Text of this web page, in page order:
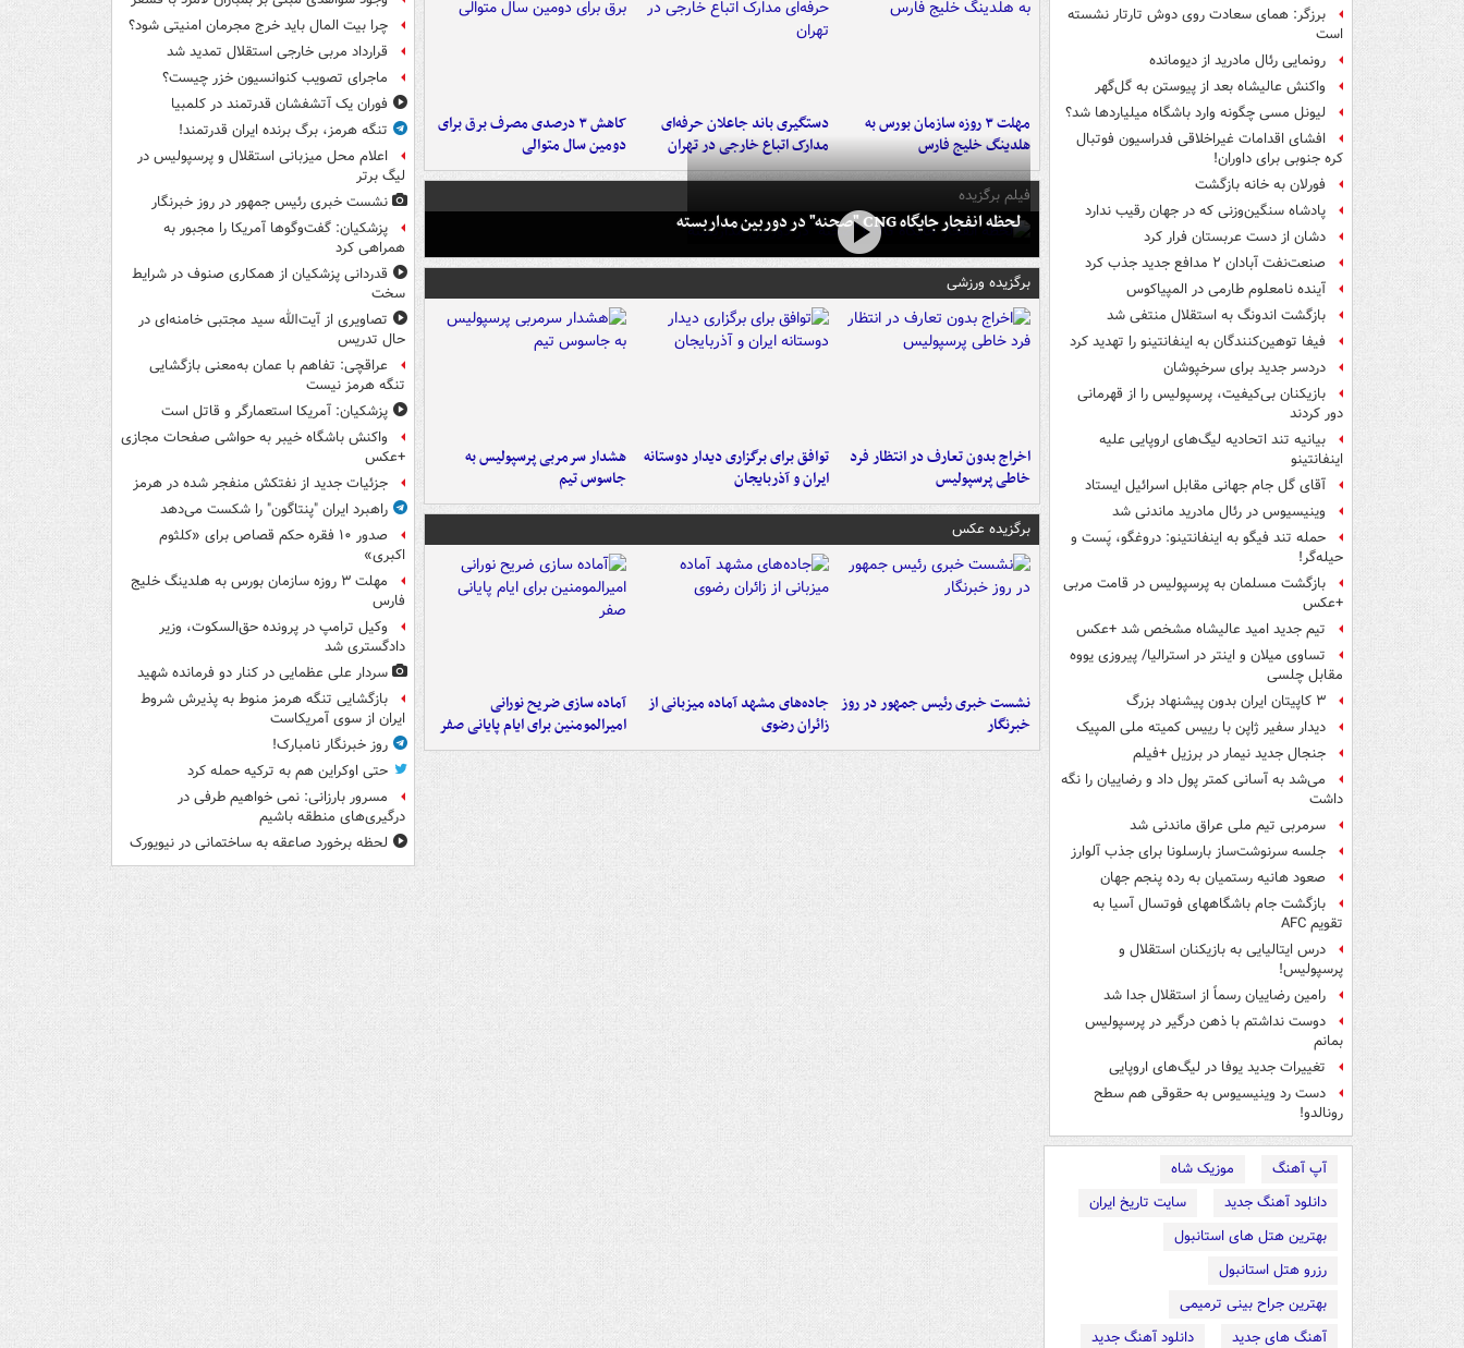
برزگر: همای سعادت روی دوش تارتار نشسته
است
رونمایی رئال مادرید از دیومانده
واکنش عالیشاه بعد از پیوستن به گل‌گهر
لیونل مسی چگونه وارد باشگاه میلیاردها شد؟
افشای اقدامات غیراخلاقی فدراسیون فوتبال
کره جنوبی برای داوران!
فورلان به خانه بازگشت
پادشاه سنگین‌وزنی که در جهان رقیب ندارد
دشان از دست عربستان فرار کرد
صنعت‌نفت آبادان ۲ مدافع جدید جذب کرد
آینده نامعلوم طارمی در المپیاکوس
بازگشت اندونگ به استقلال منتفی شد
فیفا توهین‌کنندگان به اینفانتینو را تهدید کرد
دردسر جدید برای سرخپوشان
بازیکنان بی‌کیفیت، پرسپولیس را از قهرمانی
دور کردند
بیانیه تند اتحادیه لیگ‌های اروپایی علیه
اینفانتینو
آقای گل جام جهانی مقابل اسرائیل ایستاد
وینیسیوس در رئال مادرید ماندنی شد
حمله تند فیگو به اینفانتینو: دروغگو، پَست‌ و
حیله‌گر!
بازگشت مسلمان به پرسپولیس در قامت مربی
+عکس
تیم جدید امید عالیشاه مشخص شد +عکس
تساوی میلان و اینتر در استرالیا/ پیروزی یووه
مقابل چلسی
۳ کاپیتان ایران بدون پیشنهاد بزرگ
دیدار سفیر ژاپن با رییس کمیته ملی المپیک
جنجال جدید نیمار در برزیل +فیلم
می‌شد به آسانی کمتر پول داد و رضاییان را نگه
داشت
سرمربی تیم ملی عراق ماندنی شد
جلسه سرنوشت‌ساز بارسلونا برای جذب آلوارز
صعود هانیه رستمیان به رده پنجم جهان
بازگشت جام باشگاههای فوتسال آسیا به
تقویم AFC
درس ایتالیایی‌ به بازیکنان استقلال و
پرسپولیس!
رامین رضاییان رسماً از استقلال جدا شد
دوست نداشتم با ذهن درگیر در پرسپولیس
بمانم
تغییرات جدید یوفا در لیگ‌های اروپایی
دست رد وینیسیوس به حقوقی هم سطح
رونالدو!
آپ آهنگ
موزیک شاه
دانلود آهنگ جدید
سایت تاریخ ایران
بهترین هتل های استانبول
رزرو هتل استانبول
بهترین جراح بینی ترمیمی
آهنگ های جدید
دانلود آهنگ جدید
مهلت ۳ روزه سازمان بورس به
هلدینگ خلیج فارس
دستگیری باند جاعلان حرفه‌ای
مدارک اتباع خارجی در تهران
کاهش ۳ درصدی مصرف برق برای
دومین سال متوالی
فیلم برگزیده
لحظه انفجار جایگاه CNG "صحنه" در دوربین مداربسته
برگزیده ورزشی
اخراج بدون تعارف در انتظار فرد
خاطی پرسپولیس
توافق برای برگزاری دیدار دوستانه
ایران و آذربایجان
هشدار سرمربی پرسپولیس به
جاسوس تیم
برگزیده عکس
نشست خبری رئیس جمهور در روز
خبرنگار
جاده‌های مشهد آماده میزبانی از
زائران رضوی
آماده سازی ضریح نورانی
امیرالمومنین برای ایام پایانی صفر
چرا بیت المال باید خرج مجرمان امنیتی شود؟
قرارداد مربی خارجی استقلال تمدید شد
ماجرای تصویب کنوانسیون خزر چیست؟
فوران یک آتشفشان قدرتمند در کلمبیا
تنگه هرمز، برگ برنده ایران قدرتمند!
اعلام محل میزبانی استقلال و پرسپولیس در
لیگ برتر
نشست خبری رئیس جمهور در روز خبرنگار
پزشکیان: گفت‌وگوها آمریکا را مجبور به
همراهی کرد
قدردانی پزشکیان از همکاری صنوف در شرایط
سخت
تصاویری از آیت‌الله سید مجتبی خامنه‌ای در
حال تدریس
عراقچی: تفاهم با عمان به‌معنی بازگشایی
تنگه هرمز نیست
پزشکیان: آمریکا استعمارگر و قاتل است
واکنش باشگاه خیبر به حواشی صفحات مجازی
+عکس
جزئیات جدید از نفتکش منفجر شده در هرمز
راهبرد ایران "پنتاگون" را شکست می‌دهد
صدور ۱۰ فقره حکم قصاص برای «کلثوم
اکبری»
مهلت ۳ روزه سازمان بورس به هلدینگ خلیج
فارس
وکیل ترامپ در پرونده حق‌السکوت، وزیر
دادگستری شد
سردار علی عظمایی در کنار دو فرمانده شهید
بازگشایی تنگه هرمز منوط به پذیرش شروط
ایران از سوی آمریکاست
روز خبرنگار نامبارک!
حتی اوکراین هم به ترکیه حمله کرد
مسرور بارزانی: نمی خواهیم طرفی در
درگیری‌های منطقه باشیم
لحظه برخورد صاعقه به ساختمانی در نیویورک